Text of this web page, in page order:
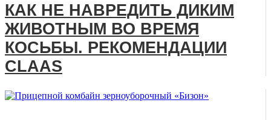
КАК НЕ НАВРЕДИТЬ ДИКИМ
ЖИВОТНЫМ ВО ВРЕМЯ
КОСЬБЫ. РЕКОМЕНДАЦИИ
CLAAS